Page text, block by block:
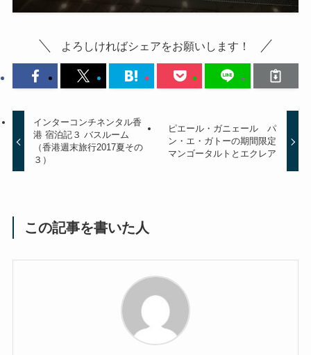
よろしければシェアをお願いします！
インターコンチネンタル香
港 宿泊記３ バスルーム
（香港週末旅行2017夏その
３）
ピエール・ガニェール パ
ン・エ・ガトーの期間限定
マンゴータルトとエクレア
この記事を書いた人